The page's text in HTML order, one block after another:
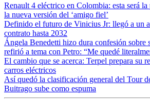
Renault 4 eléctrico en Colombia: esta será
la nueva versión del ‘amigo fiel’
Definido el futuro de Vinicius Jr: llegó a un
contrato hasta 2032
Ángela Benedetti hizo dura confesión sobre
refirió a tema con Petro: “Me quedé
El cambio que se acerca: Terpel prepara su
carros eléctricos
Así quedó la clasificación general del Tour
Buitrago sube como espuma